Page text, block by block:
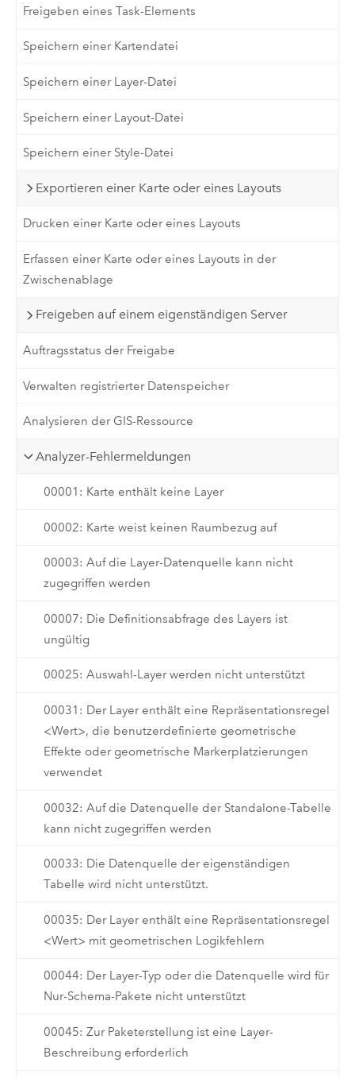
Freigeben eines Task-Elements
Speichern einer Kartendatei
Speichern einer Layer-Datei
Speichern einer Layout-Datei
Speichern einer Style-Datei
Exportieren einer Karte oder eines Layouts
Drucken einer Karte oder eines Layouts
Erfassen einer Karte oder eines Layouts in der
Zwischenablage
Freigeben auf einem eigenständigen Server
Auftragsstatus der Freigabe
Verwalten registrierter Datenspeicher
Analysieren der GIS-Ressource
Analyzer-Fehlermeldungen
00001: Karte enthält keine Layer
00002: Karte weist keinen Raumbezug auf
00003: Auf die Layer-Datenquelle kann nicht
zugegriffen werden
00007: Die Definitionsabfrage des Layers ist
ungültig
00025: Auswahl-Layer werden nicht unterstützt
00031: Der Layer enthält eine Repräsentationsregel
<Wert>, die benutzerdefinierte geometrische
Effekte oder geometrische Markerplatzierungen
verwendet
00032: Auf die Datenquelle der Standalone-Tabelle
kann nicht zugegriffen werden
00033: Die Datenquelle der eigenständigen
Tabelle wird nicht unterstützt.
00035: Der Layer enthält eine Repräsentationsregel
<Wert> mit geometrischen Logikfehlern
00044: Der Layer-Typ oder die Datenquelle wird für
Nur-Schema-Pakete nicht unterstützt
00045: Zur Paketerstellung ist eine Layer-
Beschreibung erforderlich